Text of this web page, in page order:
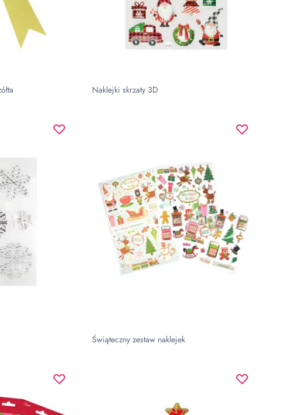
Naklejki skrzaty 3D
Świąteczny zestaw naklejek